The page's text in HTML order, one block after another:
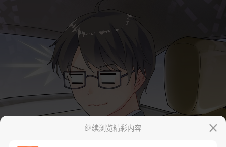
继续浏览精彩内容